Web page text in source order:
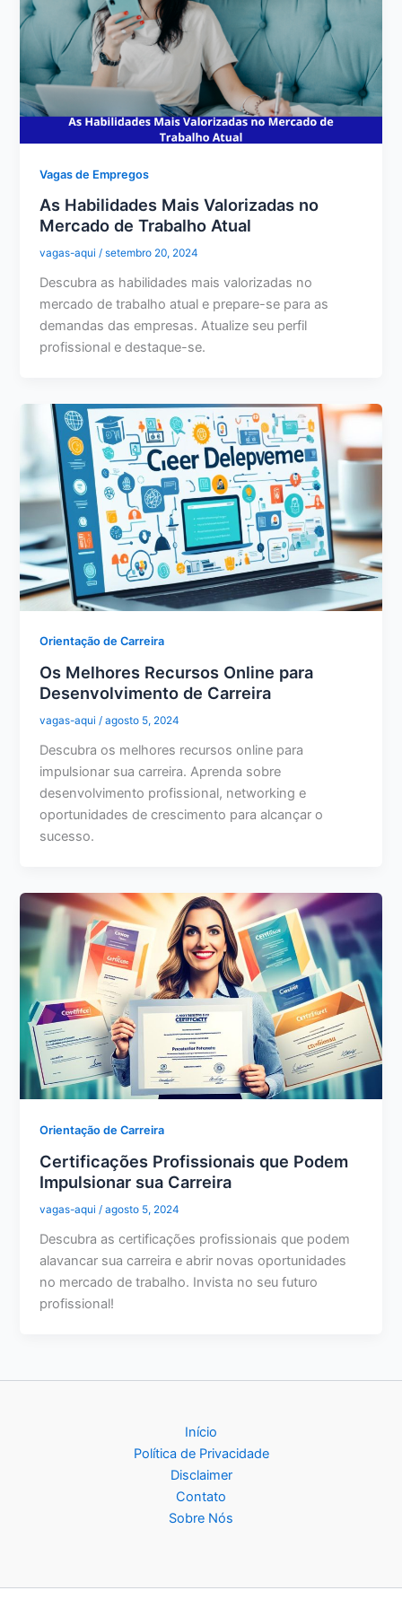
Vagas de Empregos
As Habilidades Mais Valorizadas no
Mercado de Trabalho Atual
vagas-aqui/setembro 20, 2024
Descubra as habilidades mais valorizadas no
mercado de trabalho atual e prepare-se para as
demandas das empresas. Atualize seu perfil
profissional e destaque-se.
Orientação de Carreira
Os Melhores Recursos Online para
Desenvolvimento de Carreira
vagas-aqui/agosto 5, 2024
Descubra os melhores recursos online para
impulsionar sua carreira. Aprenda sobre
desenvolvimento profissional, networking e
oportunidades de crescimento para alcançar o
sucesso.
Orientação de Carreira
Certificações Profissionais que Podem
Impulsionar sua Carreira
vagas-aqui/agosto 5, 2024
Descubra as certificações profissionais que podem
alavancar sua carreira e abrir novas oportunidades
no mercado de trabalho. Invista no seu futuro
profissional!
Início
Política de Privacidade
Disclaimer
Contato
Sobre Nós